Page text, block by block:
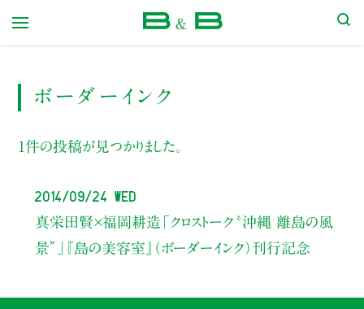
ボーダーインク
1件の投稿が見つかりました。
2014/09/24 Wed
真栄田賢×福岡耕造「クロストーク〝沖縄 離島の風
景”」『島の美容室』（ボーダーインク）刊行記念